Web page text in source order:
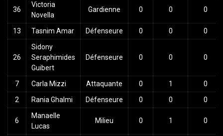
36
Victoria
Novella
Gardienne 0 0 0
13 Tasnim Amar Défenseure 0 0 0
26
Sidony
Seraphimides
Guibert
Défenseure 0 0 0
7 Carla Mizzi Attaquante 0 1
0
2
Rania Ghalmi Défenseure 0 0 0
6
Manaelle
Lucas
Milieu 0 1 0